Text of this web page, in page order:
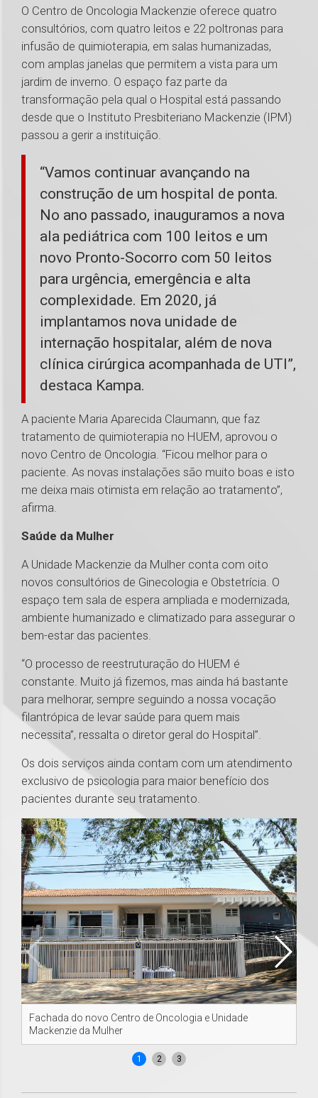
O Centro de Oncologia Mackenzie oferece quatro
consultórios, com quatro leitos e 22 poltronas para
infusão de quimioterapia, em salas humanizadas,
com amplas janelas que permitem a vista para um
jardim de inverno. O espaço faz parte da
transformação pela qual o Hospital está passando
desde que o Instituto Presbiteriano Mackenzie (IPM)
passou a gerir a instituição.
“Vamos continuar avançando na
construção de um hospital de ponta.
No ano passado, inauguramos a nova
ala pediátrica com 100 leitos e um
novo Pronto-Socorro com 50 leitos
para urgência, emergência e alta
complexidade. Em 2020, já
implantamos nova unidade de
internação hospitalar, além de nova
clínica cirúrgica acompanhada de UTI”,
destaca Kampa.
A paciente Maria Aparecida Claumann, que faz
tratamento de quimioterapia no HUEM, aprovou o
novo Centro de Oncologia. “Ficou melhor para o
paciente. As novas instalações são muito boas e isto
me deixa mais otimista em relação ao tratamento”,
afirma.
Saúde da Mulher
A Unidade Mackenzie da Mulher conta com oito
novos consultórios de Ginecologia e Obstetrícia. O
espaço tem sala de espera ampliada e modernizada,
ambiente humanizado e climatizado para assegurar o
bem-estar das pacientes.
“O processo de reestruturação do HUEM é
constante. Muito já fizemos, mas ainda há bastante
para melhorar, sempre seguindo a nossa vocação
filantrópica de levar saúde para quem mais
necessita”, ressalta o diretor geral do Hospital”.
Os dois serviços ainda contam com um atendimento
exclusivo de psicologia para maior benefício dos
pacientes durante seu tratamento.
Fachada do novo Centro de Oncologia e Unidade
Mackenzie da Mulher
1 2 3